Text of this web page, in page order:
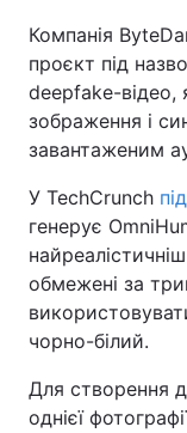
Головна
Україна
Економіка
Спорт
Техно і зв'язок
Зброя
Здоров'я
Цікавинки
Компанія
проєкт під
deepfake-відео,
зображення і
завантаженим
У TechCrunch
генерує
обмежені за
чорно-білий.
Для створення
однієї